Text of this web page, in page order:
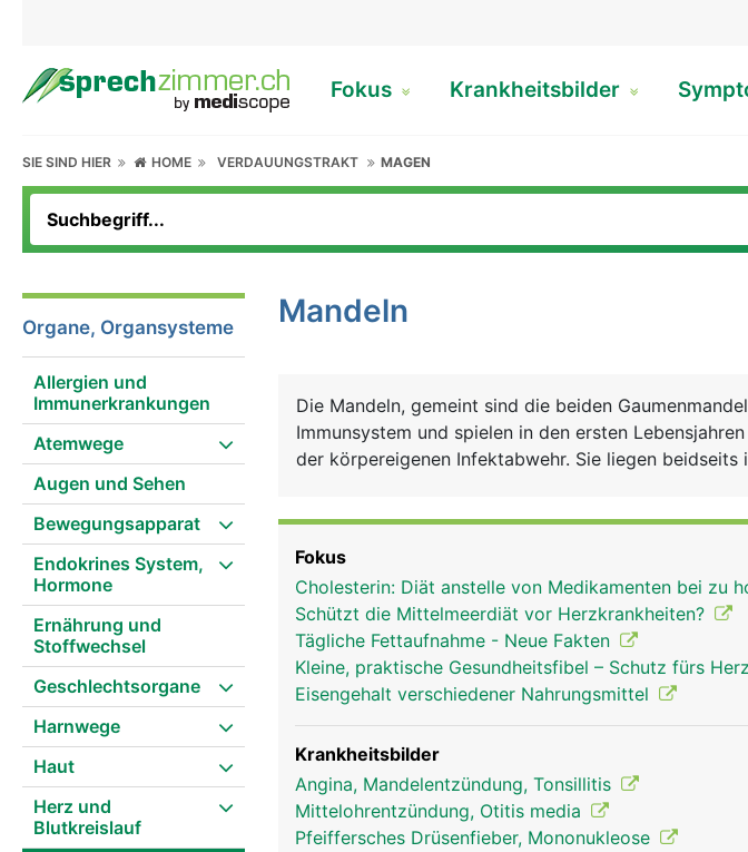
Fokus Krankheitsbilder
SIE SIND HIER HOME VERDAUUNGSTRAKT MAGEN
Organe, Organsysteme
Allergien und
Immunerkrankungen
Atemwege
Augen und Sehen
Bewegungsapparat
Endokrines System,
Hormone
Ernährung und
Stoffwechsel
Geschlechtsorgane
Harnwege
Haut
Herz und
Blutkreislauf
Mandeln
Die Mandeln, gemeint sind die beiden
Immunsystem und spielen in den ersten
der körpereigenen Infektabwehr. Sie liegen beidseits
Fokus
Cholesterin: Diät anstelle von Medikamenten bei zu
Schützt die Mittelmeerdiät vor Herzkrankheiten?
Tägliche Fettaufnahme - Neue Fakten
Kleine, praktische Gesundheitsfibel – Schutz fürs Herz
Eisengehalt verschiedener Nahrungsmittel
Krankheitsbilder
Angina, Mandelentzündung, Tonsillitis
Mittelohrentzündung, Otitis media
Pfeiffersches Drüsenfieber, Mononukleose